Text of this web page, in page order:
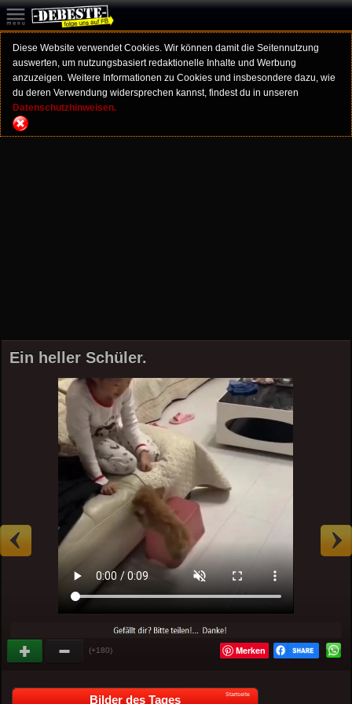
Diese Website verwendet Cookies. Wir können damit die Seitennutzung
auswerten, um nutzungsbasiert redaktionelle Inhalte und Werbung
anzuzeigen. Weitere Informationen zu Cookies und insbesondere dazu, wie
du deren Verwendung widersprechen kannst, findest du in unseren
Datenschutzhinweisen.
Ein heller Schüler.
(+180) Merken
Bilder des Tages Startseite